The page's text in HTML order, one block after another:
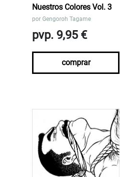
Nuestros Colores Vol. 3
porGengoroh Tagame
pvp. 9,95 €
comprar